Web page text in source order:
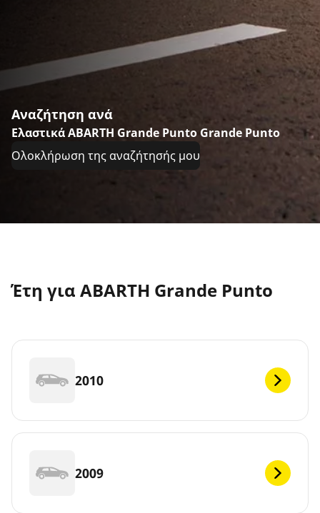
Αναζήτηση ανά
Ελαστικά ABARTH Grande Punto Grande Punto
Ολοκλήρωση της αναζήτησής μου
Έτη για ABARTH Grande Punto
2010
2009